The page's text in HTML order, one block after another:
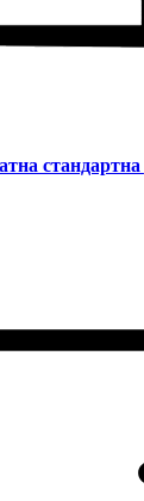
стандартна